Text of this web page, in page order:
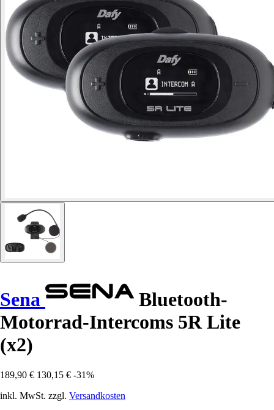
Sena
Bluetooth-
Motorrad-Intercoms 5R Lite
(x2)
189,90 € 130,15 € -31%
inkl. MwSt. zzgl. Versandkosten